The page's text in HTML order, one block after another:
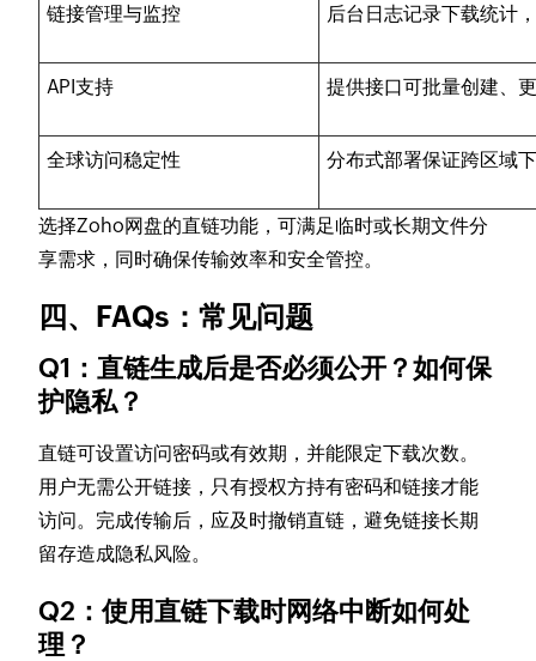
链接管理与监控 后台日志记录下载统计
API支持 提供接口可批量创建、
全球访问稳定性 分布式部署保证跨区域
选择Zoho网盘的直链功能，可满足临时或长期文件分
享需求，同时确保传输效率和安全管控。
四、FAQs：常见问题
Q1：直链生成后是否必须公开？如何保
护隐私？
直链可设置访问密码或有效期，并能限定下载次数。
用户无需公开链接，只有授权方持有密码和链接才能
访问。完成传输后，应及时撤销直链，避免链接长期
留存造成隐私风险。
Q2：使用直链下载时网络中断如何处
理？